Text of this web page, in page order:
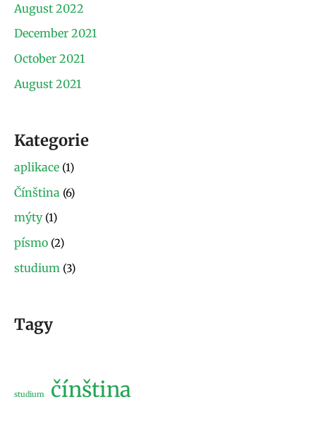
August 2022
December 2021
October 2021
August 2021
Kategorie
aplikace (1)
Čínština (6)
mýty(1)
písmo (2)
studium (3)
Tagy
studium čínština